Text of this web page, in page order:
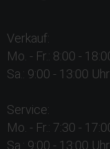
Verkauf:
Mo. - Fr.: 8:00 -
Sa.: 9:00 - 13:00 Uhr
Service:
Mo. - Fr.: 7:30 -
Sa.: 9:00 - 13:00